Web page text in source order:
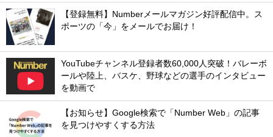
【登録無料】Numberメールマガジン好評配信中。ス
ポーツの「今」をメールでお届け！
YouTubeチャンネル登録者数60,000人突破！バレーボ
ールや陸上、バスケ、野球などの選手のインタビュー
を動画で
【お知らせ】Google検索で「Number Web」の記事
を見つけやすくする方法